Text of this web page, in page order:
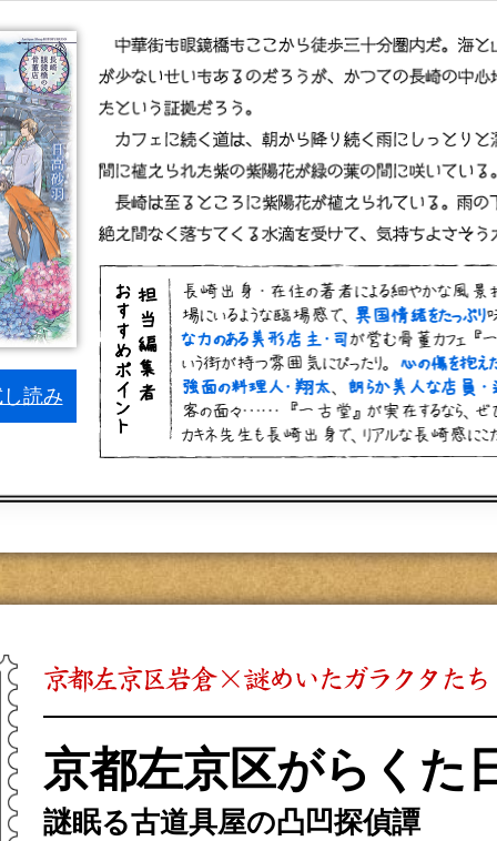
読み
京都左京区がらくた
謎眠る古道具屋の凸凹探偵譚